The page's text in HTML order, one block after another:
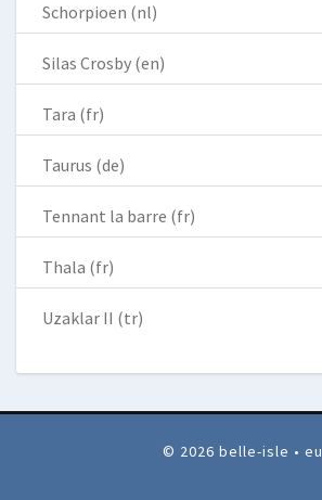
Schorpioen (nl)
Silas Crosby (en)
Tara (fr)
Taurus (de)
Tennant la barre (fr)
Thala (fr)
Uzaklar II (tr)
© 2026 belle-isle • eu